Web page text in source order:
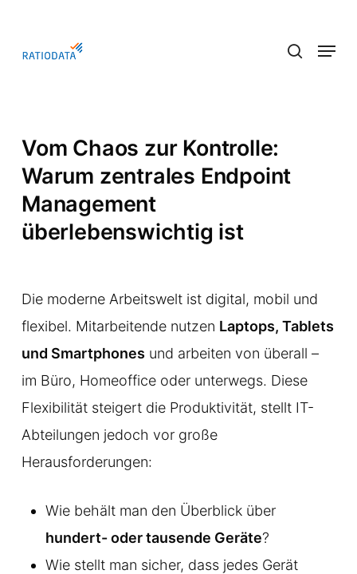
main
Menu
Vom Chaos zur Kontrolle:
Warum zentrales Endpoint
Management
überlebenswichtig ist
Die moderne Arbeitswelt ist digital, mobil und
flexibel. Mitarbeitende nutzen Laptops, Tablets
und Smartphones und arbeiten von überall –
im Büro, Homeoffice oder unterwegs. Diese
Flexibilität steigert die Produktivität, stellt IT-
Abteilungen jedoch vor große
Herausforderungen:
Wie behält man den Überblick über
hundert- oder tausende Geräte?
Wie stellt man sicher, dass jedes Gerät